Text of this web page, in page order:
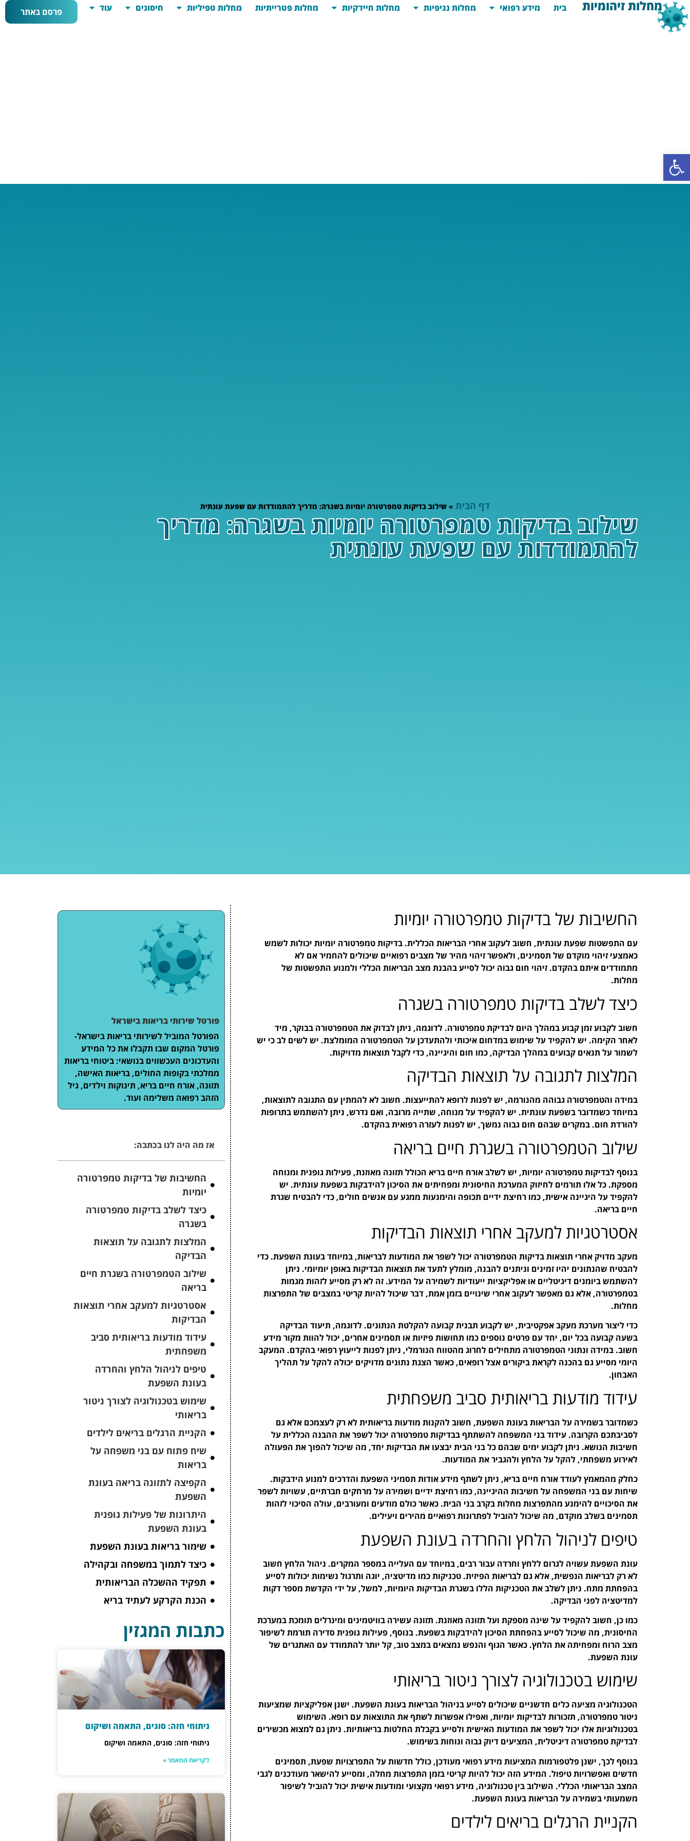
פתח סרגל נגישות
מחלות זיהומיות בית מידע רפואי מחלות נגיפיות מחלות חיידקיות מחלות פטרייתיות מחלות טפיליות חיסונים עוד פרסם באתר
דף הבית » שילוב בדיקות טמפרטורה יומיות בשגרה: מדריך להתמודדות עם שפעת עונתית
שילוב בדיקות טמפרטורה יומיות בשגרה: מדריך
להתמודדות עם שפעת עונתית
החשיבות של בדיקות טמפרטורה יומיות
עם התפשטות שפעת עונתית, חשוב לעקוב אחרי הבריאות הכללית. בדיקות טמפרטורה יומיות יכולות לשמש
כאמצעי זיהוי מוקדם של תסמינים, ולאפשר זיהוי מהיר של מצבים רפואיים שיכולים להחמיר אם לא
מתמודדים איתם בהקדם. זיהוי חום גבוה יכול לסייע בהבנת מצב הבריאות הכללי ולמנוע התפשטות של
מחלות.
כיצד לשלב בדיקות טמפרטורה בשגרה
חשוב לקבוע זמן קבוע במהלך היום לבדיקת טמפרטורה. לדוגמה, ניתן לבדוק את הטמפרטורה בבוקר, מיד
לאחר הקימה. יש להקפיד על שימוש במדחום איכותי ולהתעדכן על הטמפרטורה המומלצת. יש לשים לב כי יש
לשמור על תנאים קבועים במהלך הבדיקה, כמו חום והיגיינה, כדי לקבל תוצאות מדויקות.
המלצות לתגובה על תוצאות הבדיקה
במידה והטמפרטורה גבוהה מהנורמה, יש לפנות לרופא להתייעצות. חשוב לא להמתין עם התגובה לתוצאות,
במיוחד כשמדובר בשפעת עונתית. יש להקפיד על מנוחה, שתייה מרובה, ואם נדרש, ניתן להשתמש בתרופות
להורדת חום. במקרים שבהם חום גבוה נמשך, יש לפנות לעזרה רפואית בהקדם.
שילוב הטמפרטורה בשגרת חיים בריאה
בנוסף לבדיקות טמפרטורה יומיות, יש לשלב אורח חיים בריא הכולל תזונה מאוזנת, פעילות גופנית ומנוחה
מספקת. כל אלו תורמים לחיזוק המערכת החיסונית ומפחיתים את הסיכון להידבקות בשפעת עונתית. יש
להקפיד על היגיינה אישית, כמו רחיצת ידיים תכופה והימנעות ממגע עם אנשים חולים, כדי להבטיח שגרת
חיים בריאה.
אסטרטגיות למעקב אחרי תוצאות הבדיקות
מעקב מדויק אחרי תוצאות בדיקות הטמפרטורה יכול לשפר את המודעות לבריאות, במיוחד בעונת השפעת. כדי
להבטיח שהנתונים יהיו זמינים וניתנים להבנה, מומלץ לתעד את תוצאות הבדיקות באופן יומיומי. ניתן
להשתמש ביומנים דיגיטליים או אפליקציות ייעודיות לשמירה על המידע. זה לא רק מסייע לזהות מגמות
בטמפרטורה, אלא גם מאפשר לעקוב אחרי שינויים בזמן אמת, דבר שיכול להיות קריטי במצבים של התפרצות
מחלות.
כדי ליצור מערכת מעקב אפקטיבית, יש לקבוע תבנית קבועה להקלטת הנתונים. לדוגמה, תיעוד הבדיקה
בשעה קבועה בכל יום, יחד עם פרטים נוספים כמו תחושות פיזיות או תסמינים אחרים, יכול להוות מקור מידע
חשוב. במידה ונתוני הטמפרטורה מתחילים לחרוג מהטווח הנורמלי, ניתן לפנות לייעוץ רפואי בהקדם. המעקב
היומי מסייע גם בהכנה לקראת ביקורים אצל רופאים, כאשר הצגת נתונים מדויקים יכולה להקל על תהליך
האבחון.
עידוד מודעות בריאותית סביב משפחתית
כשמדובר בשמירה על הבריאות בעונת השפעת, חשוב להקנות מודעות בריאותית לא רק לעצמכם אלא גם
לסביבתכם הקרובה. עידוד בני המשפחה להשתתף בבדיקות טמפרטורה יכול לשפר את ההבנה הכללית על
חשיבות הנושא. ניתן לקבוע ימים שבהם כל בני הבית יבצעו את הבדיקות יחד, מה שיכול להפוך את הפעולה
לאירוע משפחתי, להקל על הלחץ ולהגביר את המודעות.
כחלק מהמאמץ לעודד אורח חיים בריא, ניתן לשתף מידע אודות תסמיני השפעת והדרכים למנוע הידבקות.
שיחות עם בני המשפחה על חשיבות ההיגיינה, כמו רחיצת ידיים ושמירה על מרחקים חברתיים, עשויות לשפר
את הסיכויים להימנע מהתפרצות מחלות בקרב בני הבית. כאשר כולם מודעים ומעורבים, עולה הסיכוי לזהות
תסמינים בשלב מוקדם, מה שיכול להוביל לפתרונות רפואיים מהירים ויעילים.
טיפים לניהול הלחץ והחרדה בעונת השפעת
עונת השפעת עשויה לגרום ללחץ וחרדה עבור רבים, במיוחד עם העלייה במספר המקרים. ניהול הלחץ חשוב
לא רק לבריאות הנפשית, אלא גם לבריאות הפיזית. טכניקות כמו מדיטציה, יוגה ותרגול נשימות יכולות לסייע
בהפחתת מתח. ניתן לשלב את הטכניקות הללו בשגרת הבדיקות היומיות, למשל, על ידי הקדשת מספר דקות
למדיטציה לפני הבדיקה.
כמו כן, חשוב להקפיד על שינה מספקת ועל תזונה מאוזנת. תזונה עשירה בוויטמינים ומינרלים תומכת במערכת
החיסונית, מה שיכול לסייע בהפחתת הסיכון להידבקות בשפעת. בנוסף, פעילות גופנית סדירה תורמת לשיפור
מצב הרוח ומפחיתה את הלחץ. כאשר הגוף והנפש נמצאים במצב טוב, קל יותר להתמודד עם האתגרים של
עונת השפעת.
שימוש בטכנולוגיה לצורך ניטור בריאותי
הטכנולוגיה מציעה כלים חדשניים שיכולים לסייע בניהול הבריאות בעונת השפעת. ישנן אפליקציות שמציעות
ניטור טמפרטורה, תזכורות לבדיקות יומיות, ואפילו אפשרות לשתף את התוצאות עם רופא. השימוש
בטכנולוגיות אלו יכול לשפר את המודעות האישית ולסייע בקבלת החלטות בריאותיות. ניתן גם למצוא מכשירים
לבדיקת טמפרטורה דיגיטלית, המציעים דיוק גבוה ונוחות בשימוש.
בנוסף לכך, ישנן פלטפורמות המציעות מידע רפואי מעודכן, כולל חדשות על התפרצויות שפעת, תסמינים
חדשים ואפשרויות טיפול. המידע הזה יכול להיות קריטי בזמן התפרצות מחלה, ומסייע להישאר מעודכנים לגבי
המצב הבריאותי הכללי. השילוב בין טכנולוגיה, מידע רפואי מקצועי ומודעות אישית יכול להוביל לשיפור
משמעותי בשמירה על הבריאות בעונת השפעת.
הקניית הרגלים בריאים לילדים
פורטל שירותי בריאות בישראל
הפורטל המוביל לשירותי בריאות בישראל-
פורטל המקום שבו תקבלו את כל המידע
והעדכונים העכשווים בנושאי: ביטוחי בריאות
ממלכתי בקופות החולים, בריאות האישה,
תזונה, אורח חיים בריא, תינוקות וילדים, גיל
הזהב רפואה משלימה ועוד.
אז מה היה לנו בכתבה:
החשיבות של בדיקות טמפרטורה
יומיות
כיצד לשלב בדיקות טמפרטורה
בשגרה
המלצות לתגובה על תוצאות
הבדיקה
שילוב הטמפרטורה בשגרת חיים
בריאה
אסטרטגיות למעקב אחרי תוצאות
הבדיקות
עידוד מודעות בריאותית סביב
משפחתית
טיפים לניהול הלחץ והחרדה
בעונת השפעת
שימוש בטכנולוגיה לצורך ניטור
בריאותי
הקניית הרגלים בריאים לילדים
שיח פתוח עם בני משפחה על
בריאות
הקפיצה לתזונה בריאה בעונת
השפעת
היתרונות של פעילות גופנית
בעונת השפעת
שימור בריאות בעונת השפעת
כיצד לתמוך במשפחה ובקהילה
תפקיד ההשכלה הבריאותית
הכנת הקרקע לעתיד בריא
כתבות המגזין
ניתוחי חזה: סוגים, התאמה ושיקום
ניתוחי חזה: סוגים, התאמה ושיקום
לקריאת המאמר »